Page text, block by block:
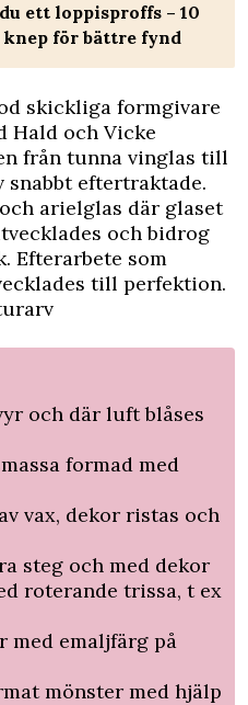
ett loppisproffs – 10
knep för bättre fynd
skickliga formgivare
Hald och Vicke
från tunna vinglas till
snabbt eftertraktade.
arielglas där glaset
och bidrog
Efterarbete som
till perfektion.
och där luft blåses
formad med
vax, dekor ristas och
steg och med dekor
roterande trissa, t ex
med emaljfärg på
mönster med hjälp